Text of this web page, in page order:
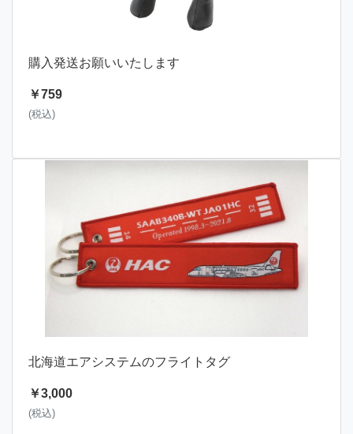
購入発送お願いいたします
￥759
(税込)
北海道エアシステムのフライトタグ
￥3,000
(税込)